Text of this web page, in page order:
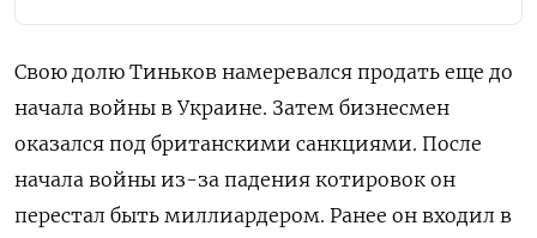
Свою долю Тиньков намеревался продать еще до
начала войны в Украине. Затем бизнесмен
оказался под британскими санкциями. После
начала войны из-за падения котировок он
перестал быть миллиардером. Ранее он входил в